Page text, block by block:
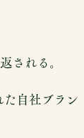
される。
自社ブラン